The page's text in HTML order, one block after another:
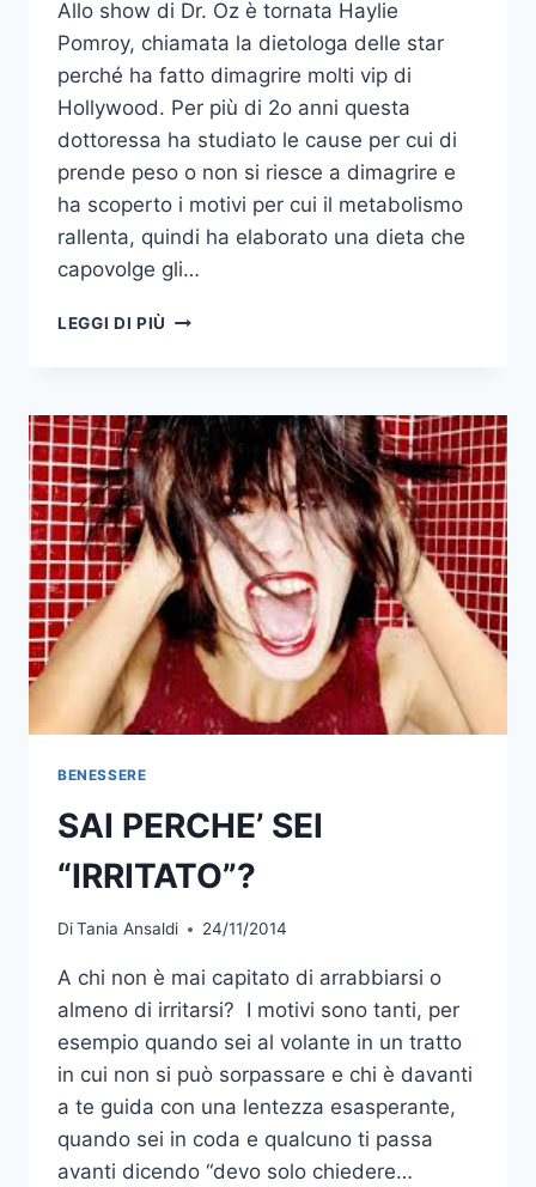
Allo show di Dr. Oz è tornata Haylie
Pomroy, chiamata la dietologa delle star
perché ha fatto dimagrire molti vip di
Hollywood. Per più di 2o anni questa
dottoressa ha studiato le cause per cui di
prende peso o non si riesce a dimagrire e
ha scoperto i motivi per cui il metabolismo
rallenta, quindi ha elaborato una dieta che
capovolge gli…
LEGGI DI PIÙ LA
RIPARTIRE
IL
METABOLISMO
BENESSERE
SAI PERCHE’ SEI
“IRRITATO”?
DiTania Ansaldi 24/11/2014
A chi non è mai capitato di arrabbiarsi o
almeno di irritarsi? I motivi sono tanti, per
esempio quando sei al volante in un tratto
in cui non si può sorpassare e chi è davanti
a te guida con una lentezza esasperante,
quando sei in coda e qualcuno ti passa
avanti dicendo “devo solo chiedere…